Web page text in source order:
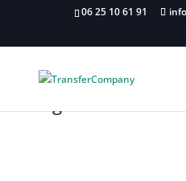
06 25 10 61 91